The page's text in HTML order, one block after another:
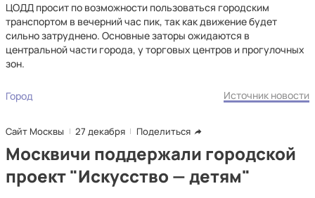
ЦОДД просит по возможности пользоваться городским
транспортом в вечерний час пик, так как движение будет
сильно затруднено. Основные заторы ожидаются в
центральной части города, у торговых центров и прогулочных
зон.
Город Источник новости
Сайт Москвы 27 декабря Поделиться
Москвичи поддержали городской
проект "Искусство — детям"